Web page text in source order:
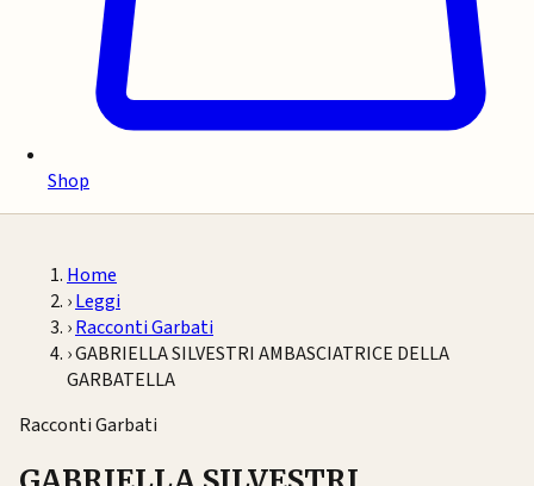
Shop
Home
›Leggi
›Racconti Garbati
›GABRIELLA SILVESTRI AMBASCIATRICE DELLA
GARBATELLA
Racconti Garbati